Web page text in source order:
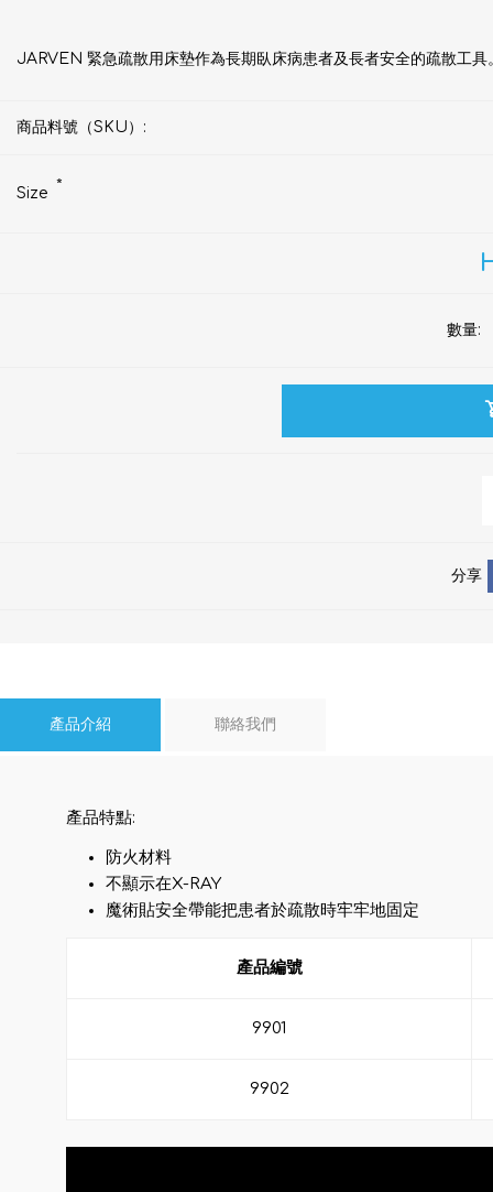
JARVEN 緊急疏散用床墊作為長期臥床病患者及長者安全的疏散工具
商品料號（SKU）:
Size *
數量:
分享
產品介紹 聯絡我們
產品特點:
防火材料
不顯示在X-RAY
魔術貼安全帶能把患者於疏散時牢牢地固定
產品編號
9901
9902